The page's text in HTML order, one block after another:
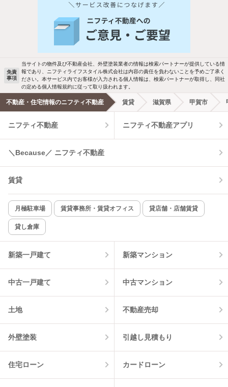
バス・トイレ別 2階以上
駐車場あり ペット相談
洗濯機置場あり 独立洗面台
エアコンあり 都市ガス
温水洗浄便座 オートロック
コンロ2口以上
新着のみ インターネット無料
該当件数:
12
物件一覧に反映
免責
事項
当サイトの物件及び不動産会社、外壁塗装業者の情報は検索パートナーが提供している情
報であり、ニフティライフスタイル株式会社は内容の責任を負わないことを予めご了承く
ださい。本サービス内でお客様が入力される個人情報は、検索パートナーが取得し、同社
の定める個人情報規約に従って取り扱われます。
不動産・住宅情報のニフティ不動産 賃貸 滋賀県 甲賀市
ニフティ不動産 ニフティ不動産アプリ
＼Because／ ニフティ不動産
賃貸
月極駐車場 賃貸事務所・賃貸オフィス 貸店舗・店舗賃貸
貸し倉庫
新築一戸建て 新築マンション
中古一戸建て 中古マンション
土地 不動産売却
外壁塗装 引越し見積もり
住宅ローン カードローン